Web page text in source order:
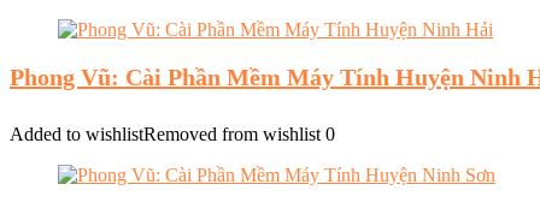
Phong Vũ: Cài Phần Mềm Máy Tính Huyện Ninh
Added to wishlistRemoved from wishlist 0